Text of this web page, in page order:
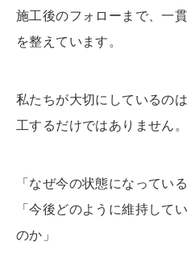
施工後のフォローまで、一
を整えています。
私たちが大切にしているの
工するだけではありません。
「なぜ今の状態になっている
「今後どのように維持して
のか」